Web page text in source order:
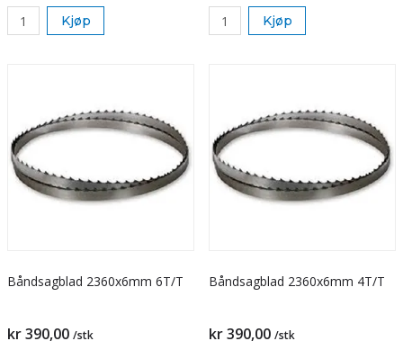
Kjøp Kjøp
Båndsagblad 2360x6mm 6T/T
kr 390,00 /stk
Båndsagblad 2360x6mm 4T/T
kr 390,00 /stk